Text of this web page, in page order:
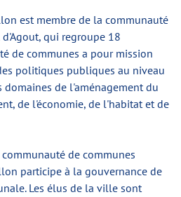
est membre de la communauté
qui regroupe 18
de communes a pour mission
politiques publiques au niveau
de l'aménagement du
de l'économie, de l'habitat et de
de communes
participe à la gouvernance de
Les élus de la ville sont